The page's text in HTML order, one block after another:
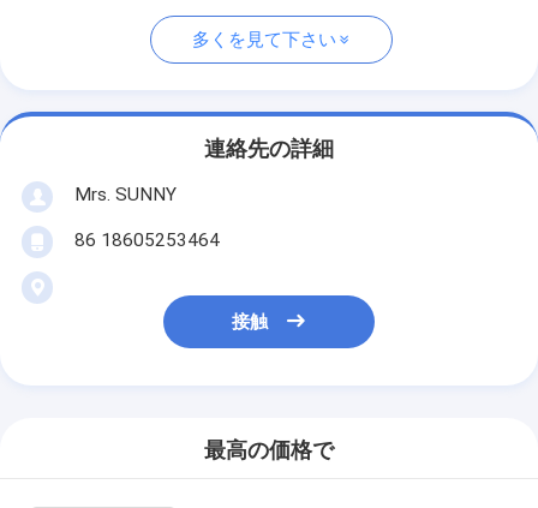
多くを見て下さい
連絡先の詳細
Mrs. SUNNY
86 18605253464
接触
最高の価格で